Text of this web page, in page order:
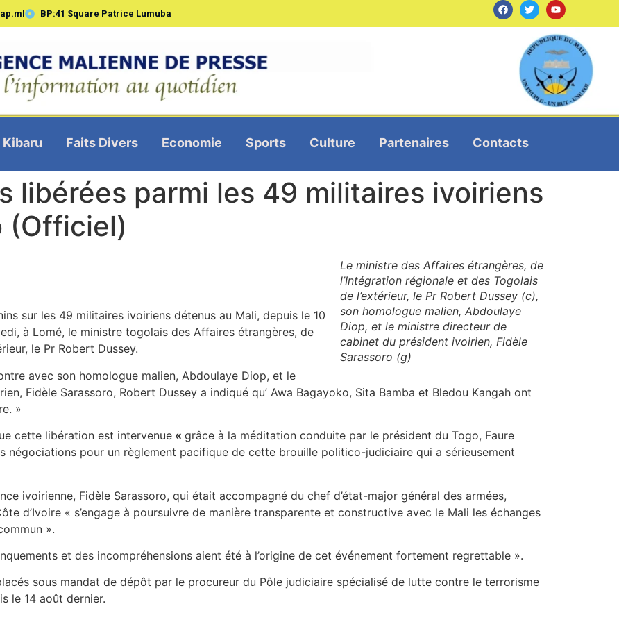
BP:41 Square Patrice Lumuba
Kibaru Faits Divers Economie Sports Culture Partenaires Contacts
libérées parmi les 49 militaires ivoiriens
(Officiel)
Le ministre des Affaires étrangères, de
l’Intégration régionale et des Togolais
de l’extérieur, le Pr Robert Dussey (c),
son homologue malien, Abdoulaye
Diop, et le ministre directeur de
cabinet du président ivoirien, Fidèle
Sarassoro (g)
sur les 49 militaires ivoiriens détenus au Mali, depuis le 10
à Lomé, le ministre togolais des Affaires étrangères, de
le Pr Robert Dussey.
avec son homologue malien, Abdoulaye Diop, et le
Fidèle Sarassoro, Robert Dussey a indiqué qu’ Awa Bagayoko, Sita Bamba et Bledou Kangah ont
»
cette libération est intervenue « grâce à la méditation conduite par le président du Togo, Faure
négociations pour un règlement pacifique de cette brouille politico-judiciaire qui a sérieusement
ivoirienne, Fidèle Sarassoro, qui était accompagné du chef d’état-major général des armées,
d’Ivoire « s’engage à poursuivre de manière transparente et constructive avec le Mali les échanges
».
et des incompréhensions aient été à l’origine de cet événement fortement regrettable ».
sous mandat de dépôt par le procureur du Pôle judiciaire spécialisé de lutte contre le terrorisme
le 14 août dernier.